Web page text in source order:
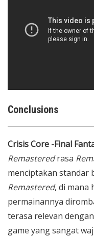
Conclusions
Crisis Core -Final
Remasteredrasa
menciptakan standar
Remastered, di mana
permainannya
terasa relevan
game yang sangat